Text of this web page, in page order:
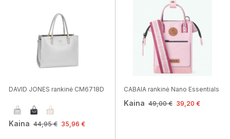
DAVID JONES rankinė CM6718D
Kaina 44,95 € 35,96 €
CABAIA rankinė Nano Essentials
Kaina 49,00 € 39,20 €